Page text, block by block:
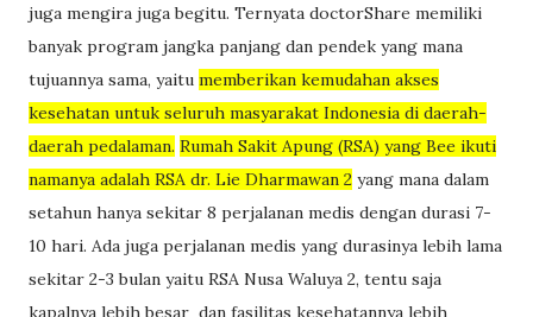
juga mengira juga begitu. Ternyata doctorShare memiliki
banyak program jangka panjang dan pendek yang mana
tujuannya sama, yaitu memberikan kemudahan akses
kesehatan untuk seluruh masyarakat Indonesia di daerah-
daerah pedalaman. Rumah Sakit Apung (RSA) yang Bee ikuti
namanya adalah RSA dr. Lie Dharmawan 2 yang mana dalam
setahun hanya sekitar 8 perjalanan medis dengan durasi 7-
10 hari. Ada juga perjalanan medis yang durasinya lebih lama
sekitar 2-3 bulan yaitu RSA Nusa Waluya 2, tentu saja
kapalnya lebih besar dan fasilitas kesehatannya lebih